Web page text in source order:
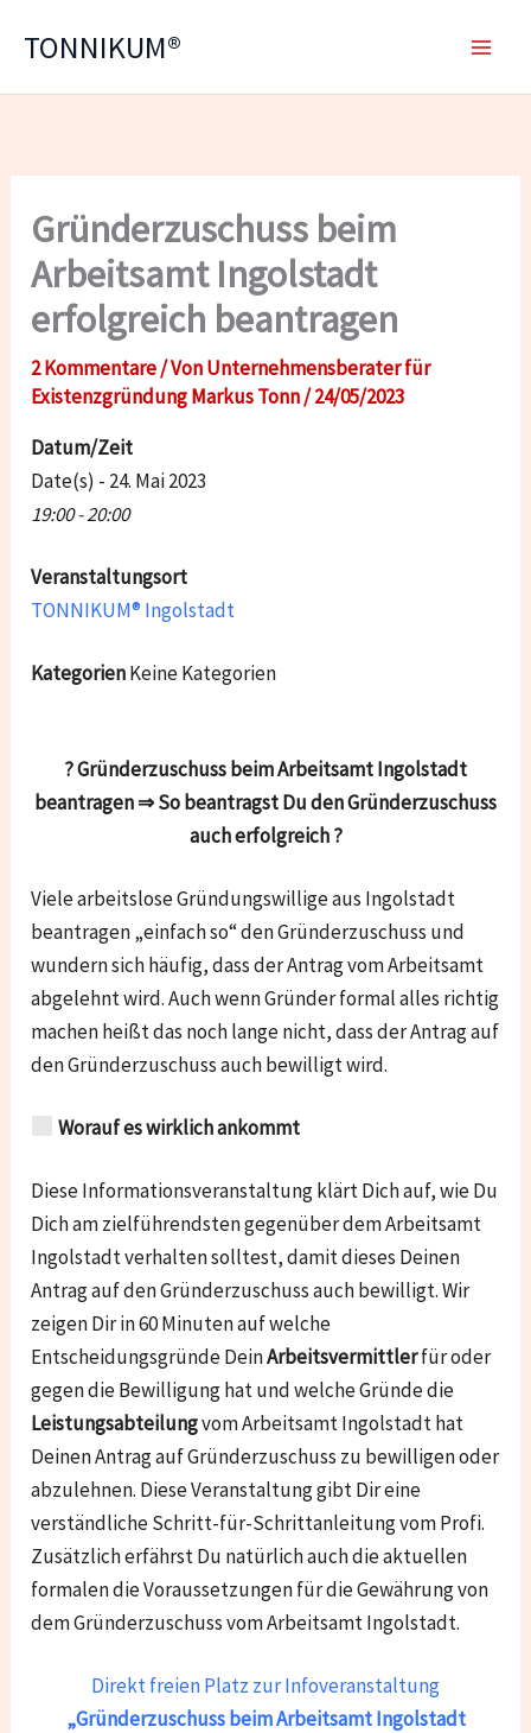
InhaltTONNIKUM®
Gründerzuschuss beim
Arbeitsamt Ingolstadt
erfolgreich beantragen
2 Kommentare/ VonUnternehmensberater für
Existenzgründung Markus Tonn/24/05/2023
Datum/Zeit
Date(s) - 24. Mai 2023
19:00 - 20:00
Veranstaltungsort
TONNIKUM® Ingolstadt
KategorienKeine Kategorien
? Gründerzuschuss beim Arbeitsamt Ingolstadt
beantragen ⇒ So beantragst Du den Gründerzuschuss
auch erfolgreich ?
Viele arbeitslose Gründungswillige aus Ingolstadt
beantragen „einfach so“ den Gründerzuschuss und
wundern sich häufig, dass der Antrag vom Arbeitsamt
abgelehnt wird. Auch wenn Gründer formal alles richtig
machen heißt das noch lange nicht, dass der Antrag auf
den Gründerzuschuss auch bewilligt wird.
Worauf es wirklich ankommt
Diese Informationsveranstaltung klärt Dich auf, wie Du
Dich am zielführendsten gegenüber dem Arbeitsamt
Ingolstadt verhalten solltest, damit dieses Deinen
Antrag auf den Gründerzuschuss auch bewilligt. Wir
zeigen Dir in 60 Minuten auf welche
Entscheidungsgründe DeinArbeitsvermittlerfür oder
gegen die Bewilligung hat und welche Gründe die
Leistungsabteilungvom Arbeitsamt Ingolstadt hat
Deinen Antrag auf Gründerzuschuss zu bewilligen oder
abzulehnen. Diese Veranstaltung gibt Dir eine
verständliche Schritt-für-Schrittanleitung vom Profi.
Zusätzlich erfährst Du natürlich auch die aktuellen
formalen die Voraussetzungen für die Gewährung von
dem Gründerzuschuss vom Arbeitsamt Ingolstadt.
Direkt freien Platz zur Infoveranstaltung
„Gründerzuschuss beim Arbeitsamt Ingolstadt